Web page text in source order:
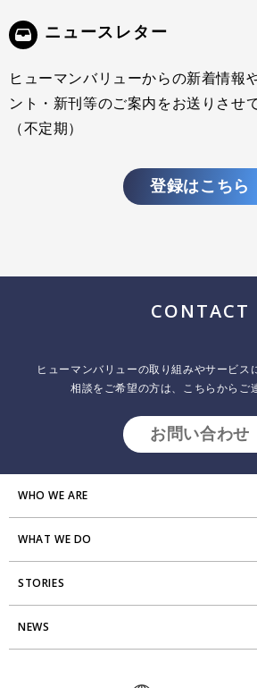
ニュースレター
ヒューマンバリューからの新着情報
ント・新刊等のご案内をお送りさせ
（不定期）
登録はこちら
CONTACT
ヒューマンバリューの取り組みやサービス
相談をご希望の方は、こちらからご
お問い合わせ
WHO WE ARE
HVからのメッセージ
研究員紹介
アクセス
WHAT WE DO
組織変革
エンゲージメント向上支援
STORIES
Stories
NEWS